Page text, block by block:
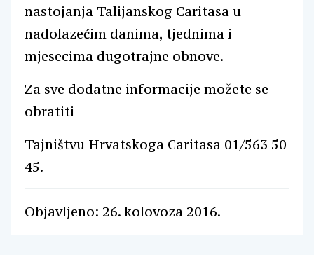
nastojanja Talijanskog Caritasa u
nadolazećim danima, tjednima i
mjesecima dugotrajne obnove.
Za sve dodatne informacije možete se
obratiti
Tajništvu Hrvatskoga Caritasa 01/563 50
45.
Objavljeno: 26. kolovoza 2016.